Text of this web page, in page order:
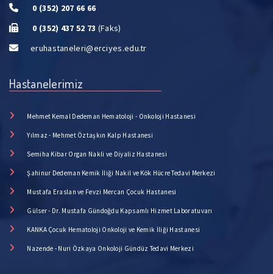
0 (352) 207 66 66
0 (352) 437 52 73 (Faks)
eruhastaneleri@erciyes.edu.tr
Hastanelerimiz
Mehmet Kemal Dedeman Hematoloji - Onkoloji Hastanesi
Yılmaz - Mehmet Öztaşkın Kalp Hastanesi
Semiha Kibar Organ Nakli ve Diyaliz Hastanesi
Şahinur Dedeman Kemik İliği Nakil ve Kök Hücre Tedavi Merkezi
Mustafa Eraslan ve Fevzi Mercan Çocuk Hastanesi
Gülser - Dr. Mustafa Gündoğdu Kapsamlı Hizmet Laboratuvarı
KANKA Çocuk Hematoloji Onkoloji ve Kemik İliği Hastanesi
Nazende - Nuri Özkaya Onkoloji Gündüz Tedavi Merkezi